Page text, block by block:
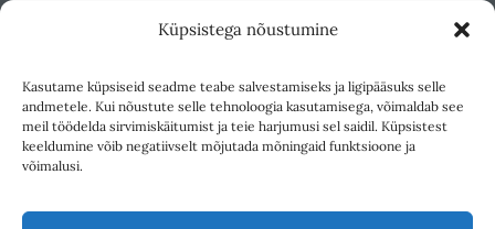
Küpsistega nõustumine
Kasutame küpsiseid seadme teabe salvestamiseks ja ligipääsuks selle
andmetele. Kui nõustute selle tehnoloogia kasutamisega, võimaldab see
meil töödelda sirvimiskäitumist ja teie harjumusi sel saidil. Küpsistest
keeldumine võib negatiivselt mõjutada mõningaid funktsioone ja
võimalusi.
Kultuurileht 1994-1997
Reede 1989-1990
Sirp ja Vasar 1940-1989